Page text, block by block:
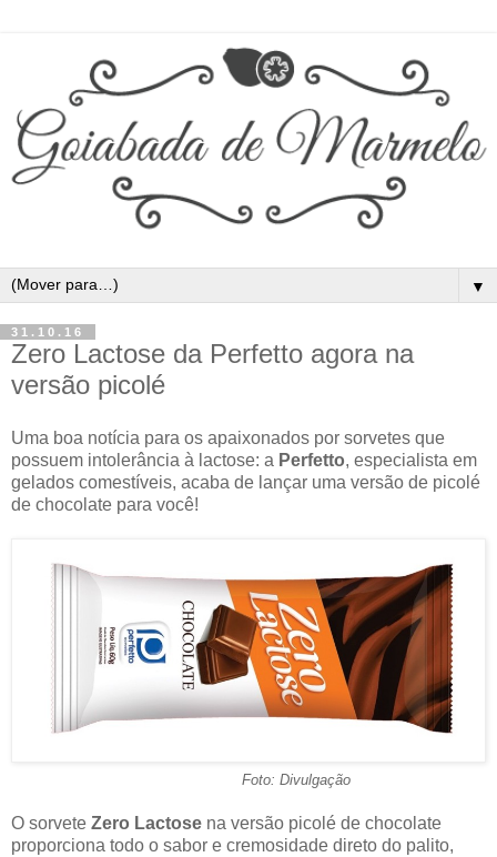
▼
31.10.16
Zero Lactose da Perfetto agora na
versão picolé
Uma boa notícia para os apaixonados por sorvetes que
possuem intolerância à lactose: a Perfetto, especialista em
gelados comestíveis, acaba de lançar uma versão de picolé
de chocolate para você!
Foto: Divulgação
O sorvete Zero Lactose na versão picolé de chocolate
proporciona todo o sabor e cremosidade direto do palito,